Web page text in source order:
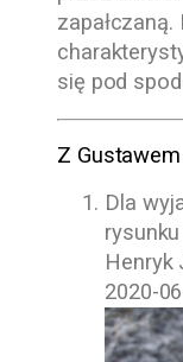
się pod
Z
Dla
Henryk
2020-